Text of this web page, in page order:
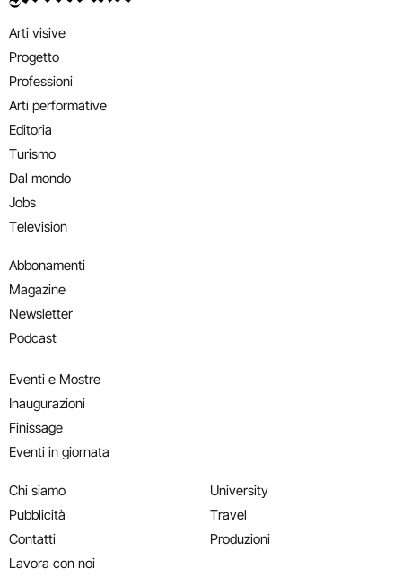
Arti visive
Progetto
Professioni
Arti performative
Editoria
Turismo
Dal mondo
Jobs
Television
Abbonamenti
Magazine
Newsletter
Podcast
Eventi e Mostre
Inaugurazioni
Finissage
Eventi in giornata
Chi siamo
Pubblicità
Contatti
Lavora con noi
University
Travel
Produzioni